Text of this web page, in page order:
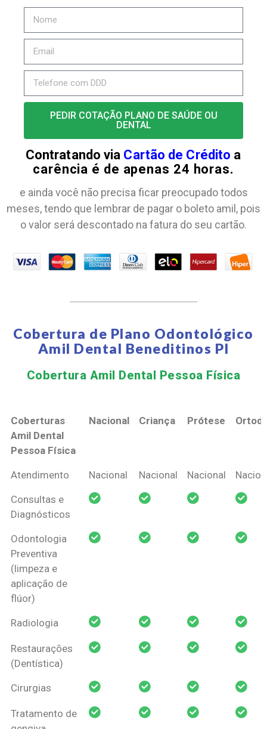
PEDIR COTAÇÃO PLANO DE SAÚDE OU
DENTAL
Contratando via Cartão de Crédito a
carência é de apenas 24 horas.
e ainda você não precisa ficar preocupado todos
meses, tendo que lembrar de pagar o boleto amil, pois
o valor será descontado na fatura do seu cartão.
Cobertura de Plano Odontológico
Amil Dental Beneditinos PI
Cobertura Amil Dental Pessoa Física​
Coberturas
Amil Dental
Pessoa Física
Nacional Criança Prótese
Coberturas
Pessoa Física
Nacional Criança Prótese
Atendimento Nacional Nacional Nacional
Consultas e
Diagnósticos
Odontologia
Preventiva
(limpeza e
aplicação de
flúor)
Radiologia
Restaurações
(Dentística)
Cirurgias
Tratamento de